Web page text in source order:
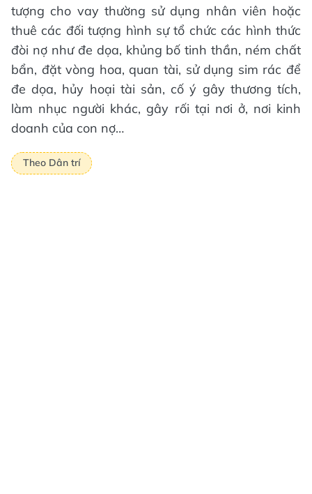
tượng cho vay thường sử dụng nhân viên hoặc
thuê các đối tượng hình sự tổ chức các hình thức
đòi nợ như đe dọa, khủng bố tinh thần, ném chất
bẩn, đặt vòng hoa, quan tài, sử dụng sim rác để
đe dọa, hủy hoại tài sản, cố ý gây thương tích,
làm nhục người khác, gây rối tại nơi ở, nơi kinh
doanh của con nợ…
Theo Dân trí